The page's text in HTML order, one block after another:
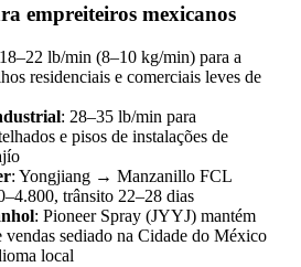
empreiteiros mexicanos
lb/min (8–10 kg/min) para a
residenciais e comerciais leves de
: 28–35 lb/min para
e pisos de instalações de
: Yongjiang → Manzanillo FCL
trânsito 22–28 dias
: Pioneer Spray (JYYJ) mantém
vendas sediado na Cidade do México
local